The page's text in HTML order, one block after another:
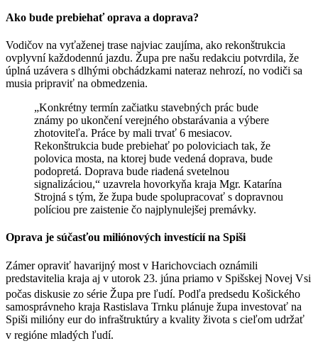
Ako bude prebiehať oprava a doprava?
Vodičov na vyťaženej trase najviac zaujíma, ako rekonštrukcia
ovplyvní každodennú jazdu. Župa pre našu redakciu potvrdila, že
úplná uzávera s dlhými obchádzkami nateraz nehrozí, no vodiči sa
musia pripraviť na obmedzenia.
„Konkrétny termín začiatku stavebných prác bude
známy po ukončení verejného obstarávania a výbere
zhotoviteľa. Práce by mali trvať 6 mesiacov.
Rekonštrukcia bude prebiehať po poloviciach tak, že
polovica mosta, na ktorej bude vedená doprava, bude
podopretá. Doprava bude riadená svetelnou
signalizáciou,“ uzavrela hovorkyňa kraja Mgr. Katarína
Strojná s tým, že župa bude spolupracovať s dopravnou
políciou pre zaistenie čo najplynulejšej premávky.
Oprava je súčasťou miliónových investícií na Spiši
Zámer opraviť havarijný most v Harichovciach oznámili
predstavitelia kraja aj v utorok 23. júna priamo v Spišskej Novej Vsi
počas diskusie zo série Župa pre ľudí. Podľa predsedu Košického
samosprávneho kraja Rastislava Trnku plánuje župa investovať na
Spiši milióny eur do infraštruktúry a kvality života s cieľom udržať
v regióne mladých ľudí.